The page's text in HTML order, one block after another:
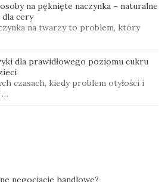
na pęknięte naczynka – naturalne
cery
na twarzy to problem, który
dla prawidłowego poziomu cukru
czasach, kiedy problem otyłości i
…
negocjacje handlowe?